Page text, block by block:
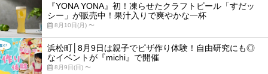
『YONA YONA』初！凍らせたクラフトビール「すだッ
シー」が販売中！果汁入りで爽やかな一杯
8月10日(月) 〜
浜松町│8月9日は親子でピザ作り体験！自由研究にも◎
なイベントが『michi』で開催
8月9日(日) 〜